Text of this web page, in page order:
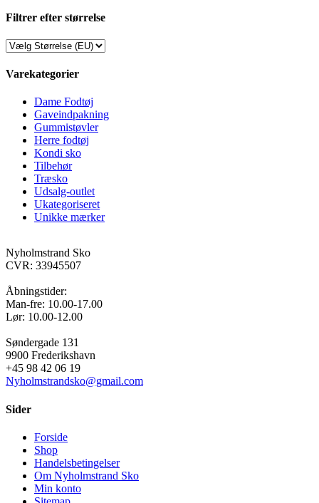
Filtrer efter størrelse
Varekategorier
Dame Fodtøj
Gaveindpakning
Gummistøvler
Herre fodtøj
Kondi sko
Tilbehør
Træsko
Udsalg-outlet
Ukategoriseret
Unikke mærker
Nyholmstrand Sko
CVR: 33945507
Åbningstider:
Man-fre: 10.00-17.00
Lør: 10.00-12.00
Søndergade 131
9900 Frederikshavn
+45 98 42 06 19
Nyholmstrandsko@gmail.com
Sider
Forside
Shop
Handelsbetingelser
Om Nyholmstrand Sko
Min konto